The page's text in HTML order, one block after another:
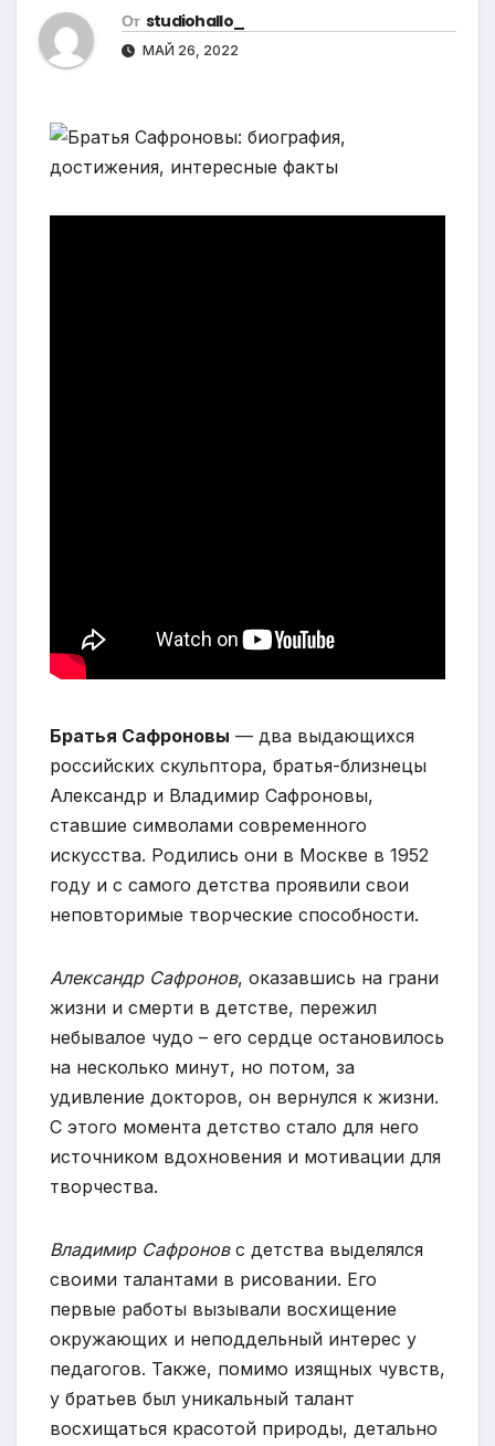
От studiohallo_
МАЙ 26, 2022
Братья Сафроновы — два выдающихся
российских скульптора, братья-близнецы
Александр и Владимир Сафроновы,
ставшие символами современного
искусства. Родились они в Москве в 1952
году и с самого детства проявили свои
неповторимые творческие способности.
Александр Сафронов, оказавшись на грани
жизни и смерти в детстве, пережил
небывалое чудо – его сердце остановилось
на несколько минут, но потом, за
удивление докторов, он вернулся к жизни.
С этого момента детство стало для него
источником вдохновения и мотивации для
творчества.
Владимир Сафроновс детства выделялся
своими талантами в рисовании. Его
первые работы вызывали восхищение
окружающих и неподдельный интерес у
педагогов. Также, помимо изящных чувств,
у братьев был уникальный талант
восхищаться красотой природы, детально